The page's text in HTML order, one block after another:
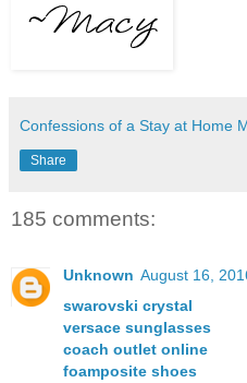
Confessions of a Stay at Home
Share
185 comments:
Unknown August 16,
swarovski crystal
versace sunglasses
coach outlet online
foamposite shoes